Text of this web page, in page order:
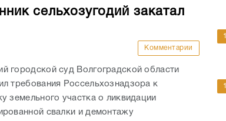
сельхозугодий закатал
Комментарии
городской суд Волгоградской области
требования Россельхознадзора к
земельного участка о ликвидации
свалки и демонтажу